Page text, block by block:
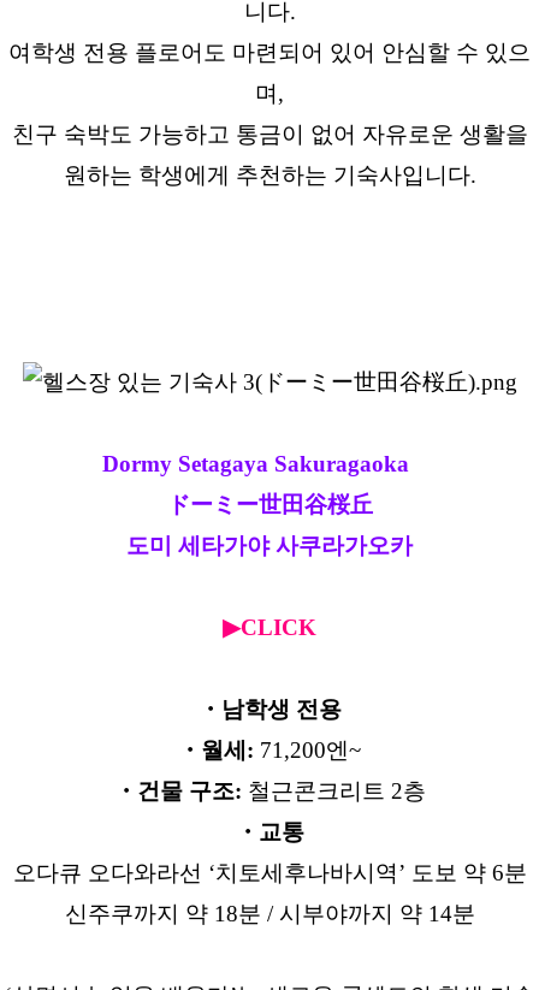
니다.
여학생 전용 플로어도 마련되어 있어 안심할 수 있으
며,
친구 숙박도 가능하고 통금이 없어 자유로운 생활을
원하는 학생에게 추천하는 기숙사입니다.
Dormy Setagaya Sakuragaoka
ドーミー世田谷桜丘
도미 세타가야 사쿠라가오카
▶CLICK
・남학생 전용
・월세: 71,200엔~
・건물 구조: 철근콘크리트 2층
・교통
오다큐 오다와라선 ‘치토세후나바시역’ 도보 약 6분
신주쿠까지 약 18분 / 시부야까지 약 14분